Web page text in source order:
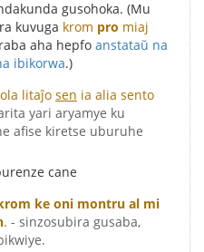
gusohoka. (Mu
kuvuga krom pro miaj
aha hepfo anstataŭ na
ibikorwa.)
litaĵo sen ia alia sento
yari aryamye ku
afise kiretse uburuhe
cane
ke oni montru al mi
. - sinzosubira gusaba,